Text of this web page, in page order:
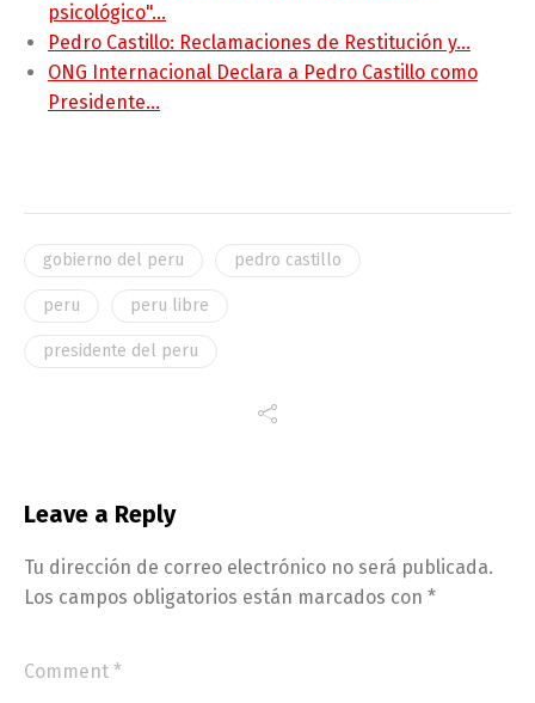
psicológico"…
Pedro Castillo: Reclamaciones de Restitución y…
ONG Internacional Declara a Pedro Castillo como
Presidente…
gobierno del peru pedro castillo
peru peru libre
presidente del peru
Leave a Reply
Tu dirección de correo electrónico no será publicada.
Los campos obligatorios están marcados con *